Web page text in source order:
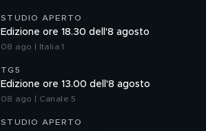
STUDIO APERTO
Edizione ore 18.30 dell'8 agosto
08 ago | Italia 1
TG5
Edizione ore 13.00 dell'8 agosto
08 ago | Canale 5
STUDIO APERTO